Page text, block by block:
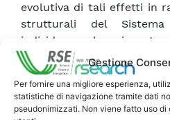
Gestione
Per fornire una migliore esperienza,
statistiche di navigazione tramite dati
pseudonimizzati. Non viene fatto uso
evolutiva di tali effetti in
strutturali del
individuare le
strutturali correttivi che è
nel Sistema Elettrico in
determinati sull’ambiente
norme di gestione che il